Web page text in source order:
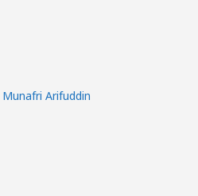
Munafri Arifuddin